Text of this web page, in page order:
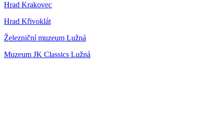
Hrad Krakovec
Hrad Křivoklát
Železniční muzeum Lužná
Muzeum JK Classics Lužná